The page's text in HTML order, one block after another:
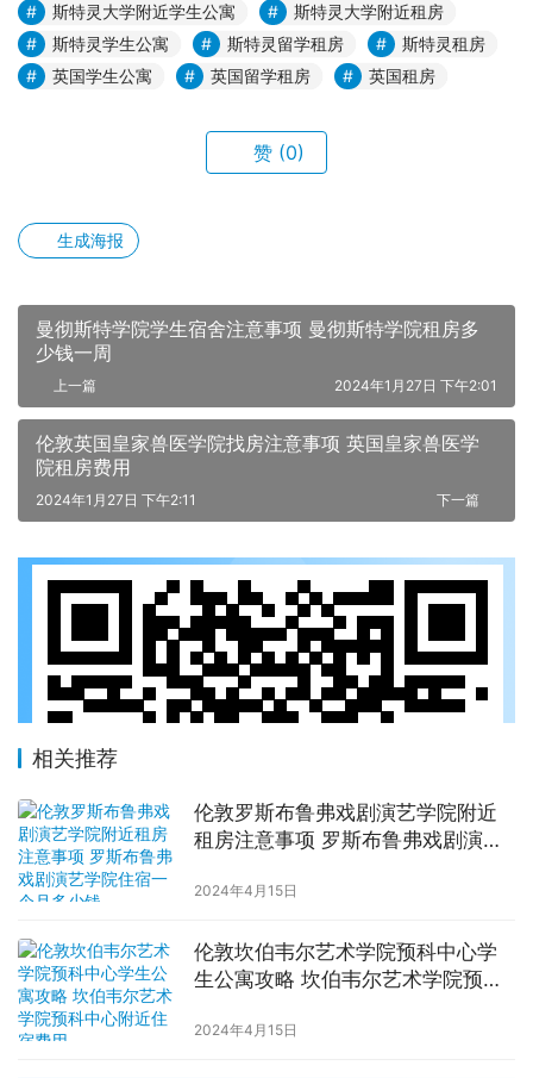
斯特灵大学附近学生公寓
斯特灵大学附近租房
斯特灵学生公寓
斯特灵留学租房
斯特灵租房
英国学生公寓
英国留学租房 英国租房
赞 (0)
生成海报
曼彻斯特学院学生宿舍注意事项 曼彻斯特学院租房多
少钱一周
上一篇 2024年1月27日 下午2:01
伦敦英国皇家兽医学院找房注意事项 英国皇家兽医学
院租房费用
下一篇
2024年1月27日 下午2:11
相关推荐
伦敦罗斯布鲁弗戏剧演艺学院附近
租房注意事项 罗斯布鲁弗戏剧演艺
2024年4月15日
伦敦坎伯韦尔艺术学院预科中心学
生公寓攻略 坎伯韦尔艺术学院预科
2024年4月15日